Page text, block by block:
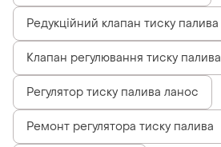
Редукційний клапан тиску палива
Клапан регулювання тиску палива
Регулятор тиску палива ланос
Ремонт регулятора тиску палива